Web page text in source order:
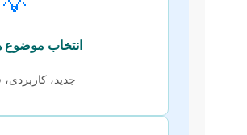
انتخاب موضوع
جدید، کاربردی،